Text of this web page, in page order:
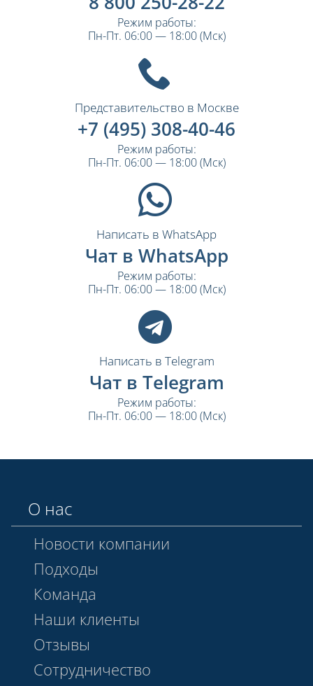
Режим работы:
Пн-Пт. 06:00 — 18:00 (Мск)
Представительство в Москве
+7 (495) 308-40-46
Режим работы:
Пн-Пт. 06:00 — 18:00 (Мск)
Написать в WhatsApp
Чат в WhatsApp
Режим работы:
Пн-Пт. 06:00 — 18:00 (Мск)
Написать в Telegram
Чат в Telegram
Режим работы:
Пн-Пт. 06:00 — 18:00 (Мск)
О нас
Новости компании
Подходы
Команда
Наши клиенты
Отзывы
Сотрудничество